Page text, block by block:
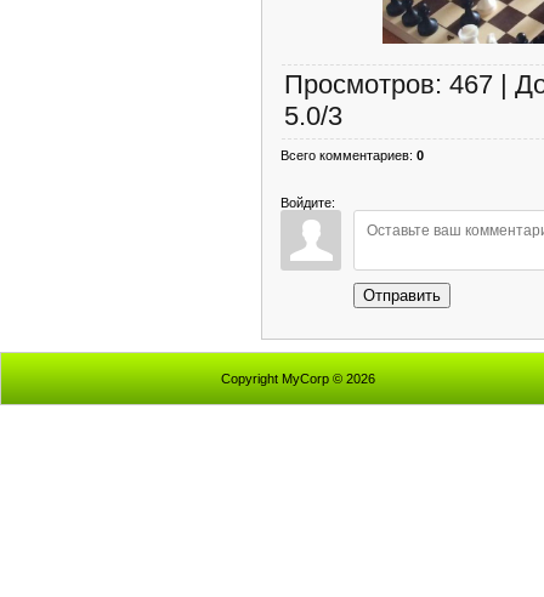
Просмотров: 467 |
5.0/3
Всего комментариев: 0
Войдите:
Отправить
Copyright MyCorp © 2026